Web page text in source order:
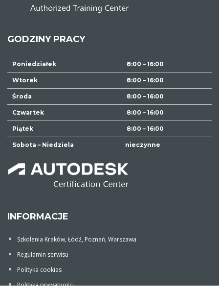
GODZINY PRACY
Poniedziałek 8:00 – 16:00
Wtorek 8:00 – 16:00
Środa 8:00 – 16:00
Czwartek 8:00 – 16:00
Piątek 8:00 – 16:00
Sobota – Niedziela nieczynne
INFORMACJE
Szkolenia Kraków, Łódź, Poznań, Warszawa
Regulamin serwisu
Polityka cookies
Polityka prywatności